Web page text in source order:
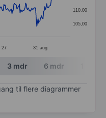
categories.
values. Data
27 31 aug
105,00
110,00
3 mdr 6 mdr
til flere diagrammer